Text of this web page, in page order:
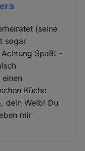
(seine
sogar
Spaß! -
Küche
dein Weib! Du
mir